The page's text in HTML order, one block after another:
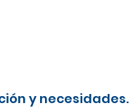
y necesidades.